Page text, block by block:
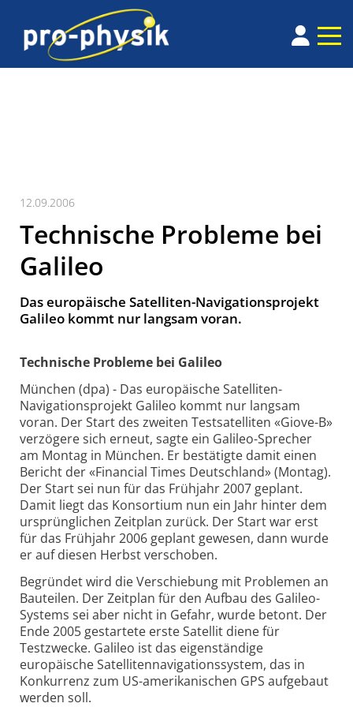
12.09.2006
Technische Probleme bei
Galileo
Das europäische Satelliten-Navigationsprojekt
Galileo kommt nur langsam voran.
Technische Probleme bei Galileo
München (dpa) - Das europäische Satelliten-
Navigationsprojekt Galileo kommt nur langsam
voran. Der Start des zweiten Testsatelliten «Giove-B»
verzögere sich erneut, sagte ein Galileo-Sprecher
am Montag in München. Er bestätigte damit einen
Bericht der «Financial Times Deutschland» (Montag).
Der Start sei nun für das Frühjahr 2007 geplant.
Damit liegt das Konsortium nun ein Jahr hinter dem
ursprünglichen Zeitplan zurück. Der Start war erst
für das Frühjahr 2006 geplant gewesen, dann wurde
er auf diesen Herbst verschoben.
Begründet wird die Verschiebung mit Problemen an
Bauteilen. Der Zeitplan für den Aufbau des Galileo-
Systems sei aber nicht in Gefahr, wurde betont. Der
Ende 2005 gestartete erste Satellit diene für
Testzwecke. Galileo ist das eigenständige
europäische Satellitennavigationssystem, das in
Konkurrenz zum US-amerikanischen GPS aufgebaut
werden soll.